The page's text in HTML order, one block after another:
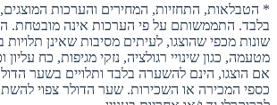
* הטבלאות, התחזיות, המחירים והערכות
בלבד. התממשותם על פי הערכות אינה מובטחת.
שונות מכפי שהוצגו, לעיתים מסיבות שאינן
מטעמה, כגון שינויי רגולציה, נזקי מגיפות, כח
אם הוצגו, הינם להשערה בלבד ותלויים בשער
כספי המכירה או השכירות. שער הדולר צפוי